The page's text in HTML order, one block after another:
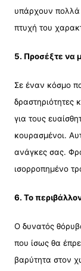
υπάρχουν πολλά
πτυχή του
5. Προσέξτε να
Σε έναν κόσμο
δραστηριότητες
για τους
κουρασμένοι.
ανάγκες σας.
ισορροπημένο
6. Το
Ο δυνατός
που ίσως θα
βαρύτητα στον